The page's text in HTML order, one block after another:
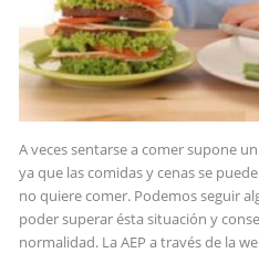
A veces sentarse a comer supone
ya que las comidas y cenas se
no quiere comer. Podemos seguir
poder superar ésta situación y
normalidad. La AEP a través de la